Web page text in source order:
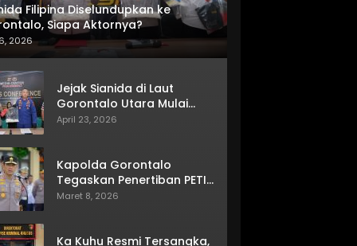
Filipina Diselundupkan ke
Siapa Aktornya?
2026
Jejak Sianida di Laut
Gorontalo Utara Mulai
Terkuak
April 23, 2026
Kapolda Gorontalo
Tegaskan Penertiban PETI
Terus Berjalan
Maret 8, 2026
Ka Kuhu Resmi Tersangka,